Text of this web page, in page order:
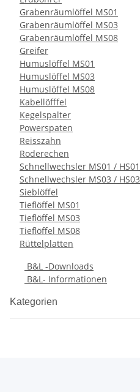
Grabenräumlöffel MS01
Grabenräumlöffel MS03
Grabenräumlöffel MS08
Greifer
Humuslöffel MS01
Humuslöffel MS03
Humuslöffel MS08
Kabellöfffel
Kegelspalter
Powerspaten
Reisszahn
Roderechen
Schnellwechsler MS01 / HS01
Schnellwechsler MS03 / HS03
Sieblöffel
Tieflöffel MS01
Tieflöffel MS03
Tieflöffel MS08
Rüttelplatten
B&L -Downloads
B&L- Informationen
Kategorien